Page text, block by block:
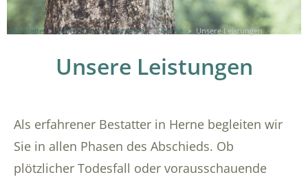
Startseite » Standorte von November » Herne » Unsere Leistungen
Unsere Leistungen
Als erfahrener Bestatter in Herne begleiten wir
Sie in allen Phasen des Abschieds. Ob
plötzlicher Todesfall oder vorausschauende